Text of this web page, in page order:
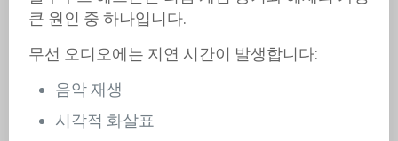
큰 원인 중 하나입니다.
무선 오디오에는 지연 시간이 발생합니다:
음악 재생
시각적 화살표